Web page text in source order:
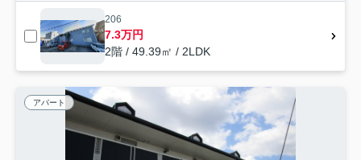
206
7.3万円
2階 / 49.39㎡ / 2LDK
アパート